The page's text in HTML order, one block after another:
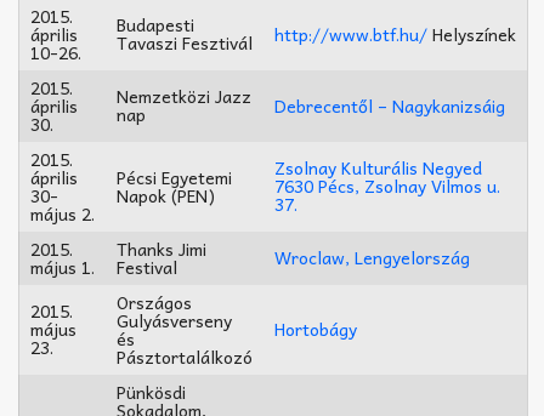
2015.
április
10-26.
Budapesti
Tavaszi Fesztivál http://www.btf.hu/Helyszínek
2015.
április
30.
Nemzetközi Jazz
nap
Debrecentől – Nagykanizsáig
2015.
április
30-
május 2.
Pécsi Egyetemi
Napok (PEN)
Zsolnay Kulturális Negyed
7630 Pécs, Zsolnay Vilmos u.
37.
2015.
május 1.
Thanks Jimi
Festival
Wroclaw, Lengyelország
2015.
május
23.
Országos
Gulyásverseny
és
Pásztortalálkozó
Hortobágy
Pünkösdi
Sokadalom,